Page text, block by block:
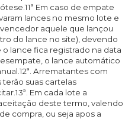
Em caso de empate
lances no mesmo lote e
aquele que lançou
do lance no site), devendo
lance fica registrado na data
o lance automático
Arrematantes com
suas cartelas
Em cada lote a
deste termo, valendo
compra, ou seja apos a